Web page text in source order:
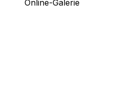
Online-Galerie